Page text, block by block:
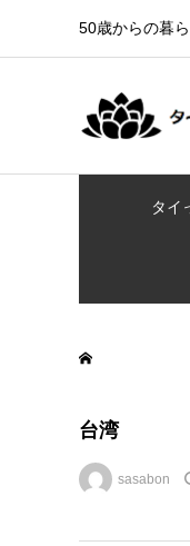
50歳からの暮
タイ
台湾
sasabon